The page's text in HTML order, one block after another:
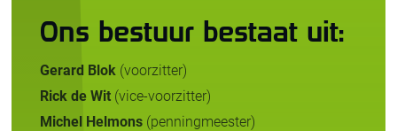
Ons bestuur bestaat uit:
Gerard Blok (voorzitter)
Rick de Wit (vice-voorzitter)
Michel Helmons (penningmeester)